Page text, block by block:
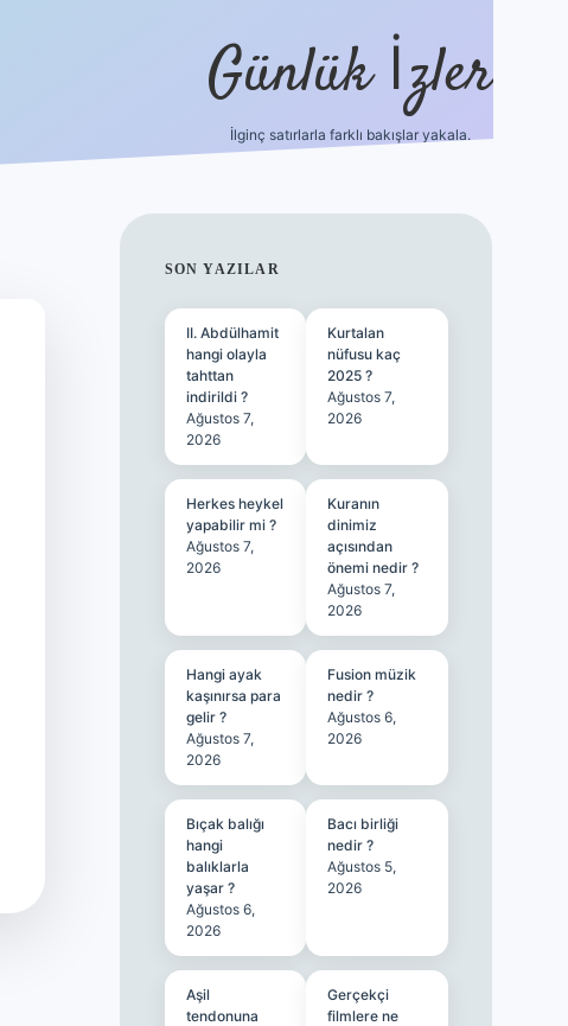
Günlük İzler
İlginç satırlarla farklı bakışlar yakala.
SIDEBAR
SON YAZILAR
II. Abdülhamit
hangi olayla
tahttan
indirildi ?
Ağustos 7,
2026
Kurtalan
nüfusu kaç
2025 ?
Ağustos 7,
2026
Herkes heykel
yapabilir mi ?
Ağustos 7,
2026
Kuranın
dinimiz
açısından
önemi nedir ?
Ağustos 7,
2026
Hangi ayak
kaşınırsa para
gelir ?
Ağustos 7,
2026
Fusion müzik
nedir ?
Ağustos 6,
2026
Bıçak balığı
hangi
balıklarla
yaşar ?
Ağustos 6,
2026
Bacı birliği
nedir ?
Ağustos 5,
2026
Aşil
tendonuna
Gerçekçi
filmlere ne
ilbet